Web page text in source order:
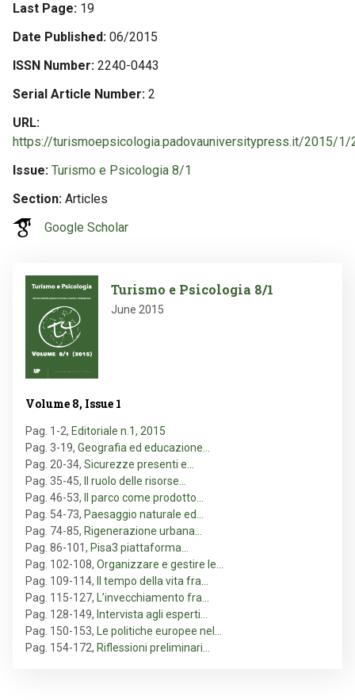
Last Page 19
Date Published 06/2015
ISSN Number 2240-0443
Serial Article Number 2
URL
https://turismoepsicologia.padovauniversitypress.it/2015/1/
Issue Turismo e Psicologia 8/1
Section Articles
Google Scholar
Image
Turismo e Psicologia 8/1
June 2015
Volume 8, Issue 1
Pag. 1-2, Editoriale n.1, 2015
Pag. 3-19, Geografia ed educazione…
Pag. 20-34, Sicurezze presenti e…
Pag. 35-45,
Il ruolo delle risorse…
Pag. 46-53,
Il parco come prodotto…
Pag. 54-73, Paesaggio naturale ed…
Pag. 74-85, Rigenerazione urbana…
Pag. 86-101, Pisa3 piattaforma…
Pag. 102-108, Organizzare e gestire le…
Pag. 109-114,
Il tempo della vita fra…
Pag. 115-127,
L’invecchiamento fra…
Pag. 128-149, Intervista agli esperti…
Pag. 150-153,
Le politiche europee nel…
Pag. 154-172, Riflessioni preliminari…